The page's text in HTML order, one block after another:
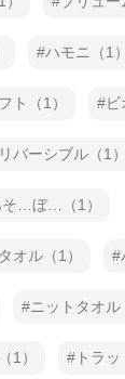
ハモニ（1）
ト（1） ビ
バーシブル（1）
そ…ぼ…（1）
オル（1）
ニットタオル
1） トラ